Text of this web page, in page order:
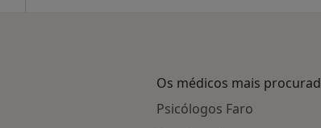
Os médicos mais
Psicólogos Faro